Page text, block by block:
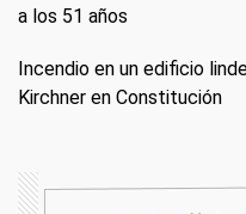
a los 51 años
Incendio en un edificio
Kirchner en Constitución